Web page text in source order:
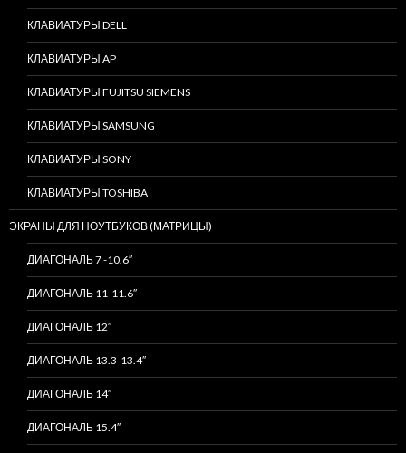
КЛАВИАТУРЫ DELL
КЛАВИАТУРЫ AP
КЛАВИАТУРЫ FUJITSU SIEMENS
КЛАВИАТУРЫ SAMSUNG
КЛАВИАТУРЫ SONY
КЛАВИАТУРЫ TOSHIBA
ЭКРАНЫ ДЛЯ НОУТБУКОВ (МАТРИЦЫ)
ДИАГОНАЛЬ 7 -10.6″
ДИАГОНАЛЬ 11-11.6″
ДИАГОНАЛЬ 12″
ДИАГОНАЛЬ 13.3-13.4″
ДИАГОНАЛЬ 14″
ДИАГОНАЛЬ 15.4″